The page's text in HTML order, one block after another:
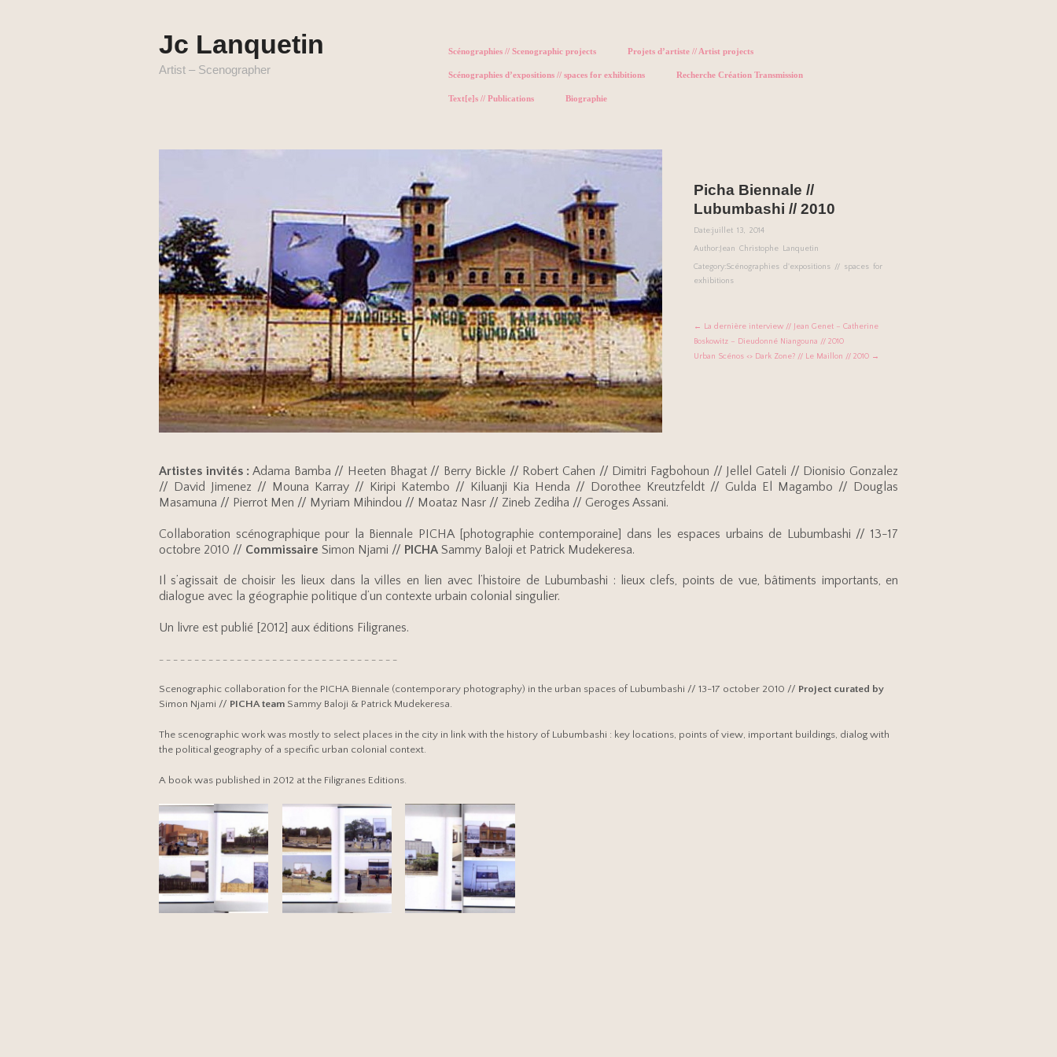
Jc Lanquetin
Artist – Scenographer
Scénographies // Scenographic projects Projets d’artiste // Artist projects
Scénographies d’expositions // spaces for exhibitions Recherche Création Transmission
Text[e]s // Publications Biographie
Picha Biennale //
Lubumbashi // 2010
Date:juillet 13, 2014
Author:Jean Christophe Lanquetin
Category:Scénographies d'expositions // spaces for
exhibitions
← La dernière interview // Jean Genet – Catherine
Boskowitz – Dieudonné Niangouna // 2010
Urban Scénos <> Dark Zone? // Le Maillon // 2010 →
Artistes invités : Adama Bamba // Heeten Bhagat // Berry Bickle // Robert Cahen // Dimitri Fagbohoun // Jellel Gateli // Dionisio Gonzalez
// David Jimenez // Mouna Karray // Kiripi Katembo // Kiluanji Kia Henda // Dorothee Kreutzfeldt // Gulda El Magambo // Douglas
Masamuna // Pierrot Men // Myriam Mihindou // Moataz Nasr // Zineb Zediha // Geroges Assani.
Collaboration scénographique pour la Biennale PICHA [photographie contemporaine] dans les espaces urbains de Lubumbashi // 13-17
octobre 2010 // Commissaire Simon Njami // PICHA Sammy Baloji et Patrick Mudekeresa.
Il s’agissait de choisir les lieux dans la villes en lien avec l’histoire de Lubumbashi : lieux clefs, points de vue, bâtiments importants, en
dialogue avec la géographie politique d’un contexte urbain colonial singulier.
Un livre est publié [2012] aux éditions Filigranes.
– – – – – – – – – – – – – – – – – – – – – – – – – – – – – – – – – –
Scenographic collaboration for the PICHA Biennale (contemporary photography) in the urban spaces of Lubumbashi // 13-17 october 2010 // Project curated by
Simon Njami // PICHA team Sammy Baloji & Patrick Mudekeresa.
The scenographic work was mostly to select places in the city in link with the history of Lubumbashi : key locations, points of view, important buildings, dialog with
the political geography of a specific urban colonial context.
A book was published in 2012 at the Filigranes Editions.